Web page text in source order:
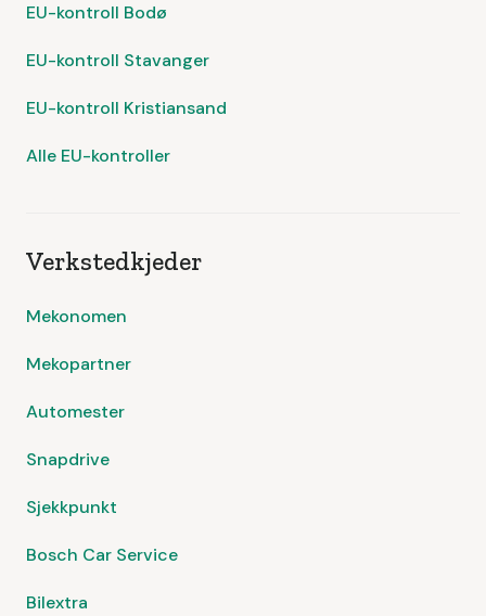
EU-kontroll Bodø
EU-kontroll Stavanger
EU-kontroll Kristiansand
Alle EU-kontroller
Verkstedkjeder
Mekonomen
Mekopartner
Automester
Snapdrive
Sjekkpunkt
Bosch Car Service
Bilextra